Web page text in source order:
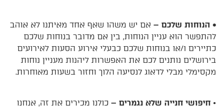
• הנוחות שלכם – אם יש משהו שאף אחד מאיתנו לא אוהב
להתפשר הוא עניין הנוחות, בין אם מדובר בנוחות שלכם
כתיירים ו/או בנוחות שלכם כבעלי אירוע הסעות לאירועים
בירושלים נותנים לכם את האפשרות ליהנות מעניין נוחות
מקסימלי מבלי לדאוג לנסיעה הלוך וחזור בשעות מאוחרות.
• חיפושי חנייה שלא נגמרים – כולנו מכירים את זה, אנחנו